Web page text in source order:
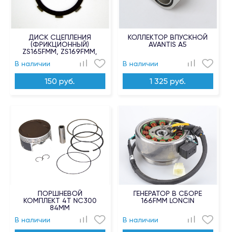
ДИСК СЦЕПЛЕНИЯ
(ФРИКЦИОННЫЙ)
ZS165FMM, ZS169FMM,
ZS172FMM-5, W190
В наличии
150 руб.
КОЛЛЕКТОР ВПУСКНОЙ
AVANTIS A5
В наличии
1 325 руб.
ПОРШНЕВОЙ
КОМПЛЕКТ 4T NC300
84ММ
В наличии
ГЕНЕРАТОР В СБОРЕ
166FMM LONCIN
В наличии